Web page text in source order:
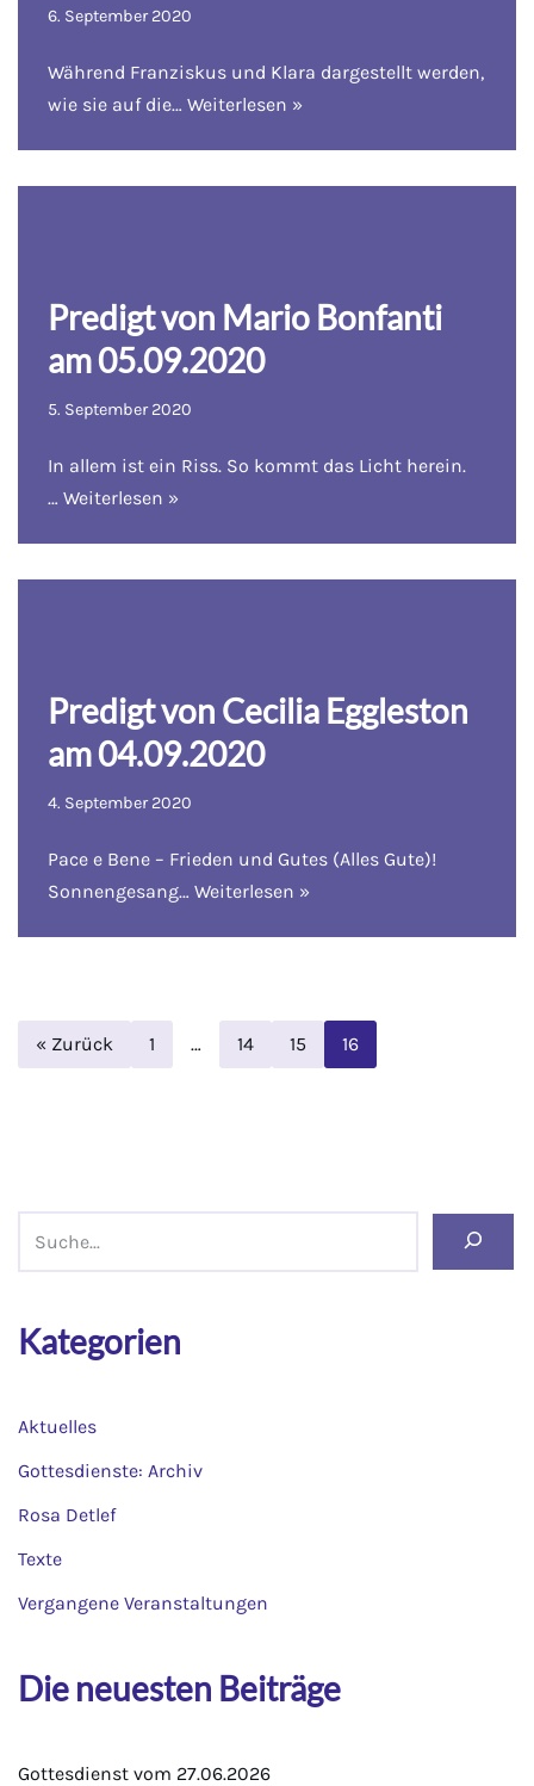
6. September 2020
Während Franziskus und Klara dargestellt werden,
wie sie auf die… Weiterlesen »
Predigt von Mario Bonfanti
am 05.09.2020
5. September 2020
In allem ist ein Riss. So kommt das Licht herein.
… Weiterlesen »
Predigt von Cecilia Eggleston
am 04.09.2020
4. September 2020
Pace e Bene – Frieden und Gutes (Alles Gute)!
Sonnengesang… Weiterlesen »
« Zurück 1 … 14 15 16
Kategorien
Aktuelles
Gottesdienste: Archiv
Rosa Detlef
Texte
Vergangene Veranstaltungen
Die neuesten Beiträge
Gottesdienst vom 27.06.2026